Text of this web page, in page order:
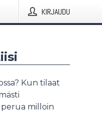
KIRJAUDU
Kun tilaat
milloin